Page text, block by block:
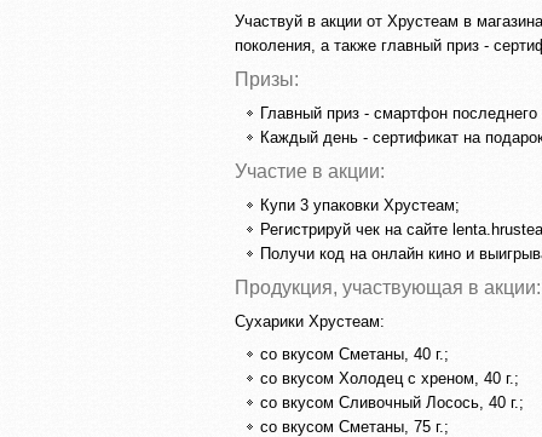
Участвуй в акции от Хрустеам в
поколения, а также главный приз -
Призы:
Главный приз - смартфон последнего
Каждый день - сертификат на
Участие в акции:
Купи 3 упаковки Хрустеам;
Регистрируй чек на сайте
Получи код на онлайн кино и
Продукция, участвующая в акции:
Сухарики Хрустеам:
со вкусом Сметаны, 40 г.;
со вкусом Холодец с хреном, 40 г.;
со вкусом Сливочный Лосось, 40 г.;
со вкусом Сметаны, 75 г.;